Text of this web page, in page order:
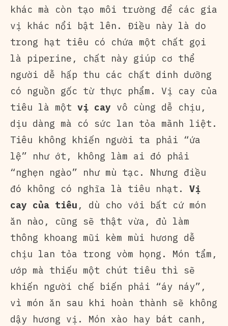
khác mà còn tạo môi trường để các gia
vị khác nổi bật lên. Điều này là do
trong hạt tiêu có chứa một chất gọi
là piperine, chất này giúp cơ thể
người dễ hấp thu các chất dinh dưỡng
có nguồn gốc từ thực phẩm. Vị cay của
tiêu là một vị cay vô cùng dễ chịu,
dịu dàng mà có sức lan tỏa mãnh liệt.
Tiêu không khiến người ta phải “ứa
lệ” như ớt, không làm ai đó phải
“nghẹn ngào” như mù tạc. Nhưng điều
đó không có nghĩa là tiêu nhạt.
Vị
cay của tiêu , dù cho với bất cứ món
ăn nào, cũng sẽ thật vừa, đủ làm
thông khoang mũi kèm mùi hương dễ
chịu lan tỏa trong vòm họng. Món tẩm,
ướp mà thiếu một chút tiêu thì sẽ
khiến người chế biến phải “áy náy”,
vì món ăn sau khi hoàn thành sẽ không
dậy hương vị. Món xào hay bát canh,